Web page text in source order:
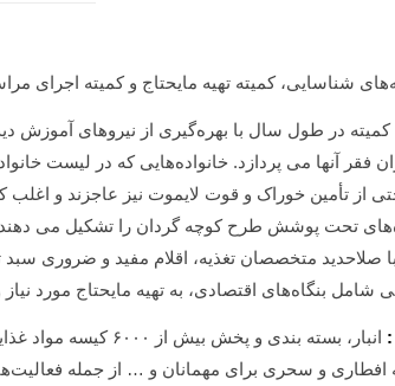
شناسایی، کمیته تهیه مایحتاج و کمیته اجرای
کمیته در طول سال با بهره‌گیری از نیروهای آموزش
فقر آنها می پردازد. خانواده‌هایی که در لیست
از تأمین خوراک و قوت لایموت نیز عاجزند و اغلب
تحت پوشش طرح کوچه گردان را تشکیل می
با صلاحدید متخصصان تغذیه، اقلام مفید و ضروری
شامل بنگاه‌های اقتصادی، به تهیه مایحتاج مورد
انبار، بسته
و سحری برای مهمانان و … از جمله